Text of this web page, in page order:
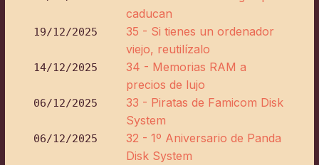
caducan
19/12/2025
35 - Si tienes un ordenador
viejo, reutilízalo
14/12/2025
34 - Memorias RAM a
precios de lujo
06/12/2025
33 - Piratas de Famicom Disk
System
06/12/2025
32 - 1º Aniversario de Panda
Disk System